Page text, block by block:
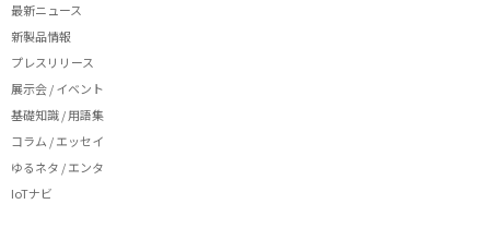
最新ニュース
新製品情報
プレスリリース
展示会 / イベント
基礎知識 / 用語集
コラム / エッセイ
ゆるネタ / エンタ
IoTナビ